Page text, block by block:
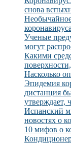
снова
Ученые
могут
Какими
Насколько
Эпидемия
дистанция
утверждает,
Испанский
новостях о
10 мифов о